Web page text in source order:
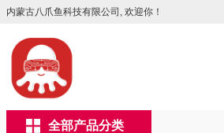
内蒙古八爪鱼科技有限公司, 欢迎你！
全部产品分类